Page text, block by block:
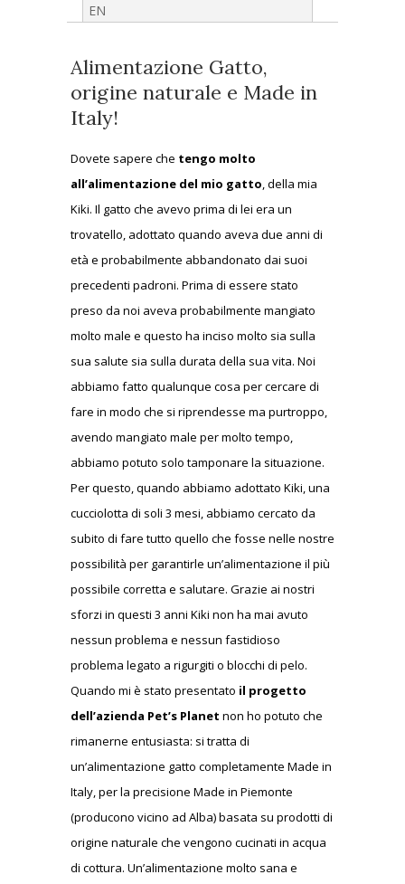
EN
Alimentazione Gatto,
origine naturale e Made in
Italy!
Dovete sapere che tengo molto
all’alimentazione del mio gatto, della mia
Kiki. Il gatto che avevo prima di lei era un
trovatello, adottato quando aveva due anni di
età e probabilmente abbandonato dai suoi
precedenti padroni. Prima di essere stato
preso da noi aveva probabilmente mangiato
molto male e questo ha inciso molto sia sulla
sua salute sia sulla durata della sua vita. Noi
abbiamo fatto qualunque cosa per cercare di
fare in modo che si riprendesse ma purtroppo,
avendo mangiato male per molto tempo,
abbiamo potuto solo tamponare la situazione.
Per questo, quando abbiamo adottato Kiki, una
cucciolotta di soli 3 mesi, abbiamo cercato da
subito di fare tutto quello che fosse nelle nostre
possibilità per garantirle un’alimentazione il più
possibile corretta e salutare. Grazie ai nostri
sforzi in questi 3 anni Kiki non ha mai avuto
nessun problema e nessun fastidioso
problema legato a rigurgiti o blocchi di pelo.
Quando mi è stato presentato il progetto
dell’azienda Pet’s Planet non ho potuto che
rimanerne entusiasta: si tratta di
un’alimentazione gatto completamente Made in
Italy, per la precisione Made in Piemonte
(producono vicino ad Alba) basata su prodotti di
origine naturale che vengono cucinati in acqua
di cottura. Un’alimentazione molto sana e